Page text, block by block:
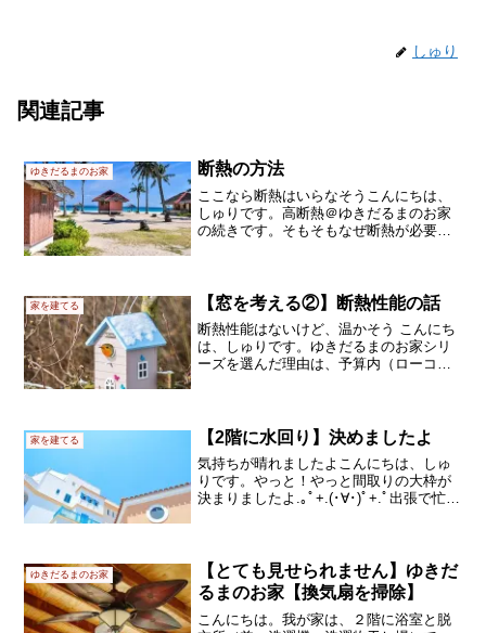
しゅり
関連記事
ゆきだるまのお家 断熱の方法
ここなら断熱はいらなそうこんにちは、
しゅりです。高断熱＠ゆきだるまのお家
の続きです。そもそもなぜ断熱が必要な
差の大きい地域のひとつは...
家を建てる 【窓を考える②】断熱性能の話
断熱性能はないけど、温かそう こんにち
は、しゅりです。ゆきだるまのお家シリ
ーズを選んだ理由は、予算内（ローコス
して、屋根も頑丈なもの...
家を建てる 【2階に水回り】決めましたよ
気持ちが晴れましたよこんにちは、しゅ
りです。やっと！やっと間取りの大枠が
決まりましたよ.｡ﾟ+.(･∀･)ﾟ+.ﾟ出張で忙し
階】・玄...
ゆきだるまのお家
【とても見せられません】ゆきだ
るまのお家【換気扇を掃除】
こんにちは。我が家は、２階に浴室と脱